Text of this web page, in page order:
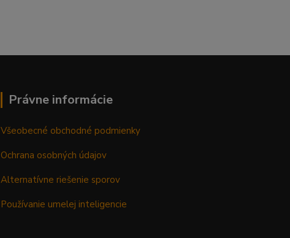
Právne informácie
Všeobecné obchodné podmienky
Ochrana osobných údajov
Alternatívne riešenie sporov
Používanie umelej inteligencie